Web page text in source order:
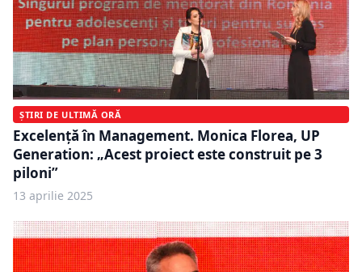
ȘTIRI DE ULTIMĂ ORĂ
Excelență în Management. Monica Florea, UP
Generation: „Acest proiect este construit pe 3
piloni”
13 aprilie 2025